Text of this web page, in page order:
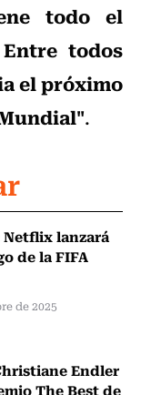
todo el
todos
el próximo
.
lanzará
de la FIFA
de 2025
Endler
The Best de